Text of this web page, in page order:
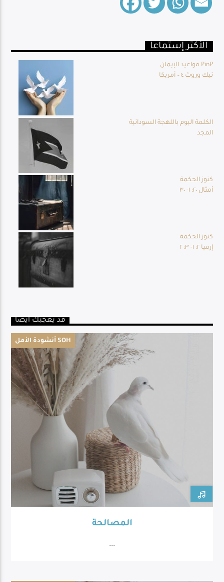
الأكثر إستماعا
مواعيد الإيمان PinP
نيك وروث ٤ – أمريكا
الكلمة اليوم باللهجة السودانية
المجد
كنوز الحكمة
أمثال ٢٠: ١- ٣٠
كنوز الحكمة
إرميا ٢: ١- ٣: ٢
قد يعجبك أيضا
أنشودة الأمل SOH
المصالحة
...